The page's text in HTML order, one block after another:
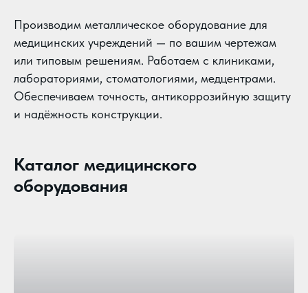
Производим металлическое оборудование для
медицинских учреждений — по вашим чертежам
или типовым решениям. Работаем с клиниками,
лабораториями, стоматологиями, медцентрами.
Обеспечиваем точность, антикоррозийную защиту
и надёжность конструкции.
Каталог медицинского
оборудования